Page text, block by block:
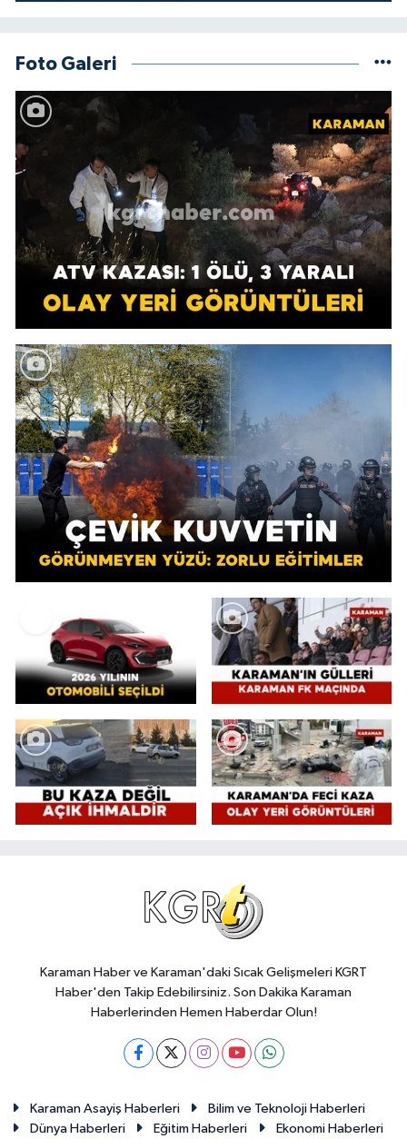
Foto Galeri
Karaman Haber ve Karaman'daki Sıcak Gelişmeleri KGRT
Haber'den Takip Edebilirsiniz. Son Dakika Karaman
Haberlerinden Hemen Haberdar Olun!
Karaman Asayiş Haberleri
Bilim ve Teknoloji Haberleri
Dünya Haberleri
Eğitim Haberleri Ekonomi Haberleri